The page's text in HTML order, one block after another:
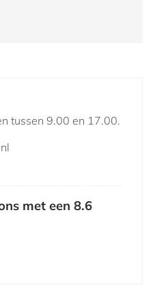
tussen 9.00 en 17.00.
met een 8.6